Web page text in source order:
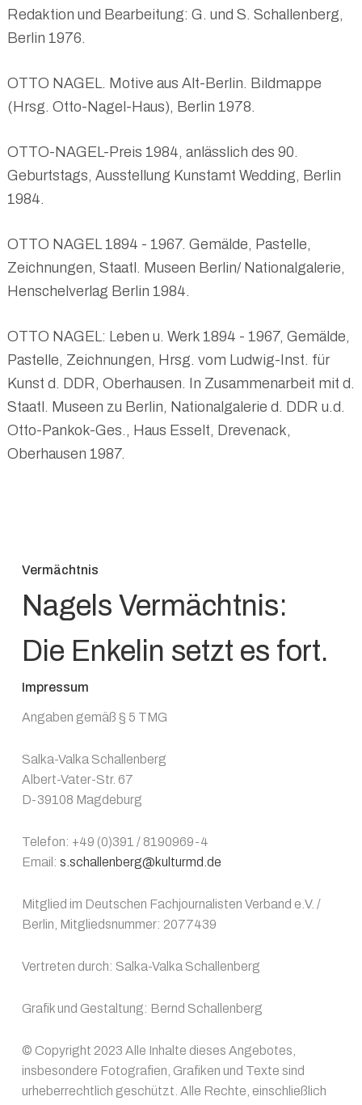
Redaktion und Bearbeitung: G. und S. Schallenberg,
Berlin 1976.
OTTO NAGEL. Motive aus Alt-Berlin. Bildmappe
(Hrsg. Otto-Nagel-Haus), Berlin 1978.
OTTO-NAGEL-Preis 1984, anlässlich des 90.
Geburtstags, Ausstellung Kunstamt Wedding, Berlin
1984.
OTTO NAGEL 1894 - 1967. Gemälde, Pastelle,
Zeichnungen, Staatl. Museen Berlin/ Nationalgalerie,
Henschelverlag Berlin 1984.
OTTO NAGEL: Leben u. Werk 1894 - 1967, Gemälde,
Pastelle, Zeichnungen, Hrsg. vom Ludwig-Inst. für
Kunst d. DDR, Oberhausen. In Zusammenarbeit mit d.
Staatl. Museen zu Berlin, Nationalgalerie d. DDR u.d.
Otto-Pankok-Ges., Haus Esselt, Drevenack,
Oberhausen 1987.
Vermächtnis
Nagels Vermächtnis:
Die Enkelin setzt es fort.
Impressum
Angaben gemäß § 5 TMG
Salka-Valka Schallenberg
Albert-Vater-Str. 67
D-39108 Magdeburg
Telefon: +49 (0)391 / 8190969-4
Email: s.schallenberg@kulturmd.de
Mitglied im Deutschen Fachjournalisten Verband e.V. /
Berlin, Mitgliedsnummer: 2077439
Vertreten durch: Salka-Valka Schallenberg
Grafik und Gestaltung: Bernd Schallenberg
© Copyright 2023 Alle Inhalte dieses Angebotes,
insbesondere Fotografien, Grafiken und Texte sind
urheberrechtlich geschützt. Alle Rechte, einschließlich